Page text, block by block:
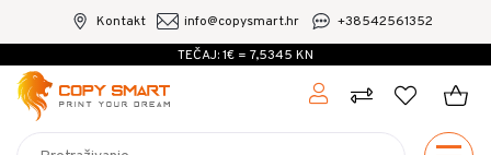
TEČAJ: 1€ = 7,5345 KN
Kontakt info@copysmart.hr +38542561352